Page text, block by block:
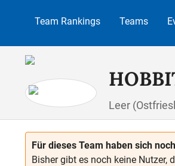
Team Rankings Teams
Leer
Für dieses Team haben sich
Bisher gibt es noch keine Nutzer,